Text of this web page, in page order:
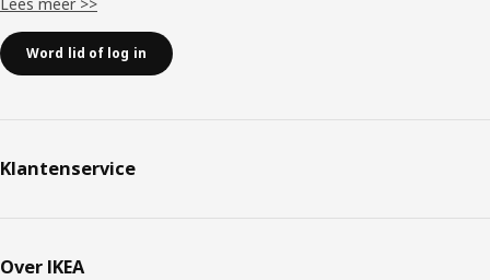
Word lid of log in
Klantenservice
Over IKEA